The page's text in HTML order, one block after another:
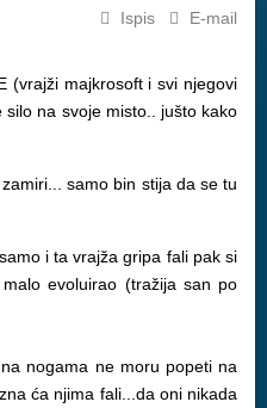
Ispis E-mail
(vrajži majkrosoft i svi njegovi
na svoje misto.. jušto kako
samo bin stija da se tu
i ta vrajža gripa fali pak si
evoluirao (tražija san po
nogama ne moru popeti na
ća njima fali...da oni nikada